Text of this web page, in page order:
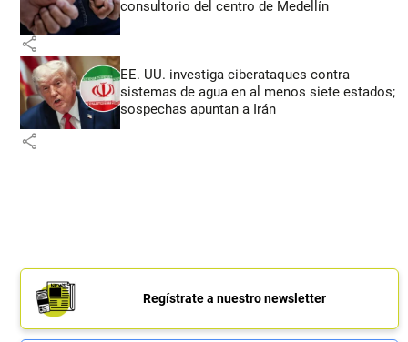
consultorio del centro de Medellín
share
EE. UU. investiga ciberataques contra
sistemas de agua en al menos siete estados;
sospechas apuntan a Irán
share
Regístrate a nuestro newsletter